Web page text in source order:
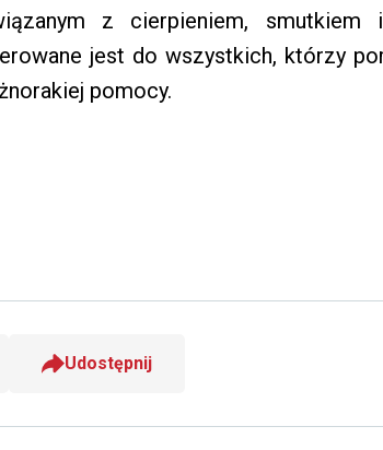
z cierpieniem, smutkiem
jest do wszystkich, którzy
pomocy.
Udostępnij